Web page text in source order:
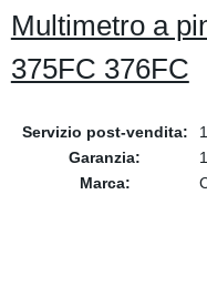
Multimetro a
375FC 376FC
Servizio post-vendita:
Garanzia:
Marca: